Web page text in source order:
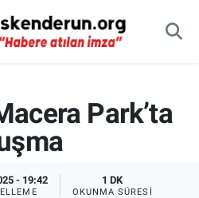
Park’ta
- 19:42 1 DK
OKUNMA SÜRESI